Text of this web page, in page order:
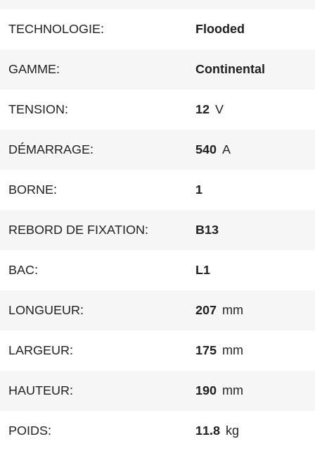
TECHNOLOGIE: Flooded
GAMME: Continental
TENSION: 12 V
DÉMARRAGE: 540 A
BORNE: 1
REBORD DE FIXATION: B13
BAC: L1
LONGUEUR: 207 mm
LARGEUR: 175 mm
HAUTEUR: 190 mm
POIDS: 11.8 kg